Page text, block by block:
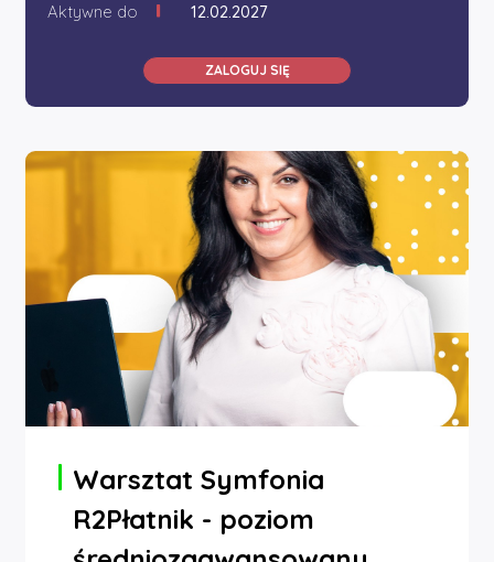
Aktywne do
12.02.2027
ZALOGUJ SIĘ
Warsztat Symfonia
R2Płatnik - poziom